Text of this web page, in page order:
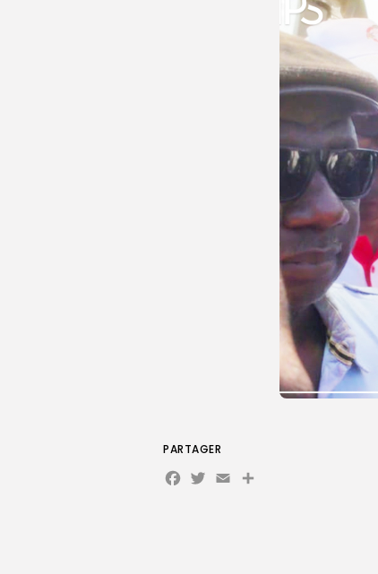
INTERNATIONAL
AGENDA
SANTE
PARTAGER
Facebook
Twitter
EmailPartager